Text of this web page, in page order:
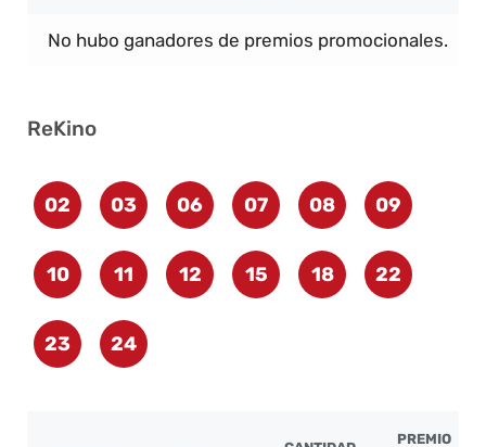
No hubo ganadores de premios promocionales.
ReKino
02 03 06 07 08 09
10 11 12 15 18 22
23 24
PREMIO